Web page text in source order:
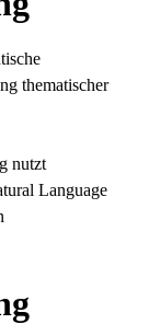
thematischer
nutzt
Language